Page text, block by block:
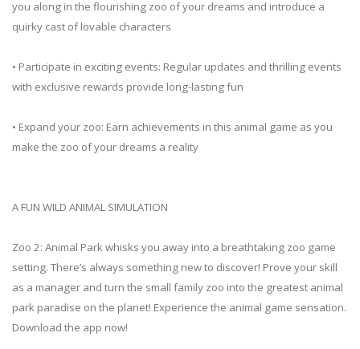
you along in the flourishing zoo of your dreams and introduce a
quirky cast of lovable characters
• Participate in exciting events: Regular updates and thrilling events
with exclusive rewards provide long-lasting fun
• Expand your zoo: Earn achievements in this animal game as you
make the zoo of your dreams a reality
A FUN WILD ANIMAL SIMULATION
Zoo 2: Animal Park whisks you away into a breathtaking zoo game
setting. There’s always something new to discover! Prove your skill
as a manager and turn the small family zoo into the greatest animal
park paradise on the planet! Experience the animal game sensation.
Download the app now!